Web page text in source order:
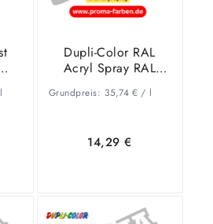
l
Dupli-Color RAL
Acryl Spray RAL
5007 Brillantblau
glänzend
Grundpreis: 35,74 €/ l
14,29€